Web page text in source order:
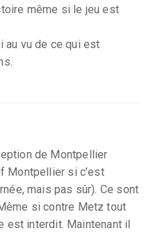
même si le jeu est
au vu de ce qui est
de Montpellier
Montpellier si c’est
mais pas sûr). Ce sont
si contre Metz tout
est interdit. Maintenant il